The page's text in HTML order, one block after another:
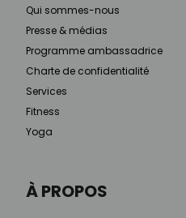
À PROPOS
Qui sommes-nous
Presse & médias
Programme ambassadrice
Charte de confidentialité
Services
Fitness
Yoga